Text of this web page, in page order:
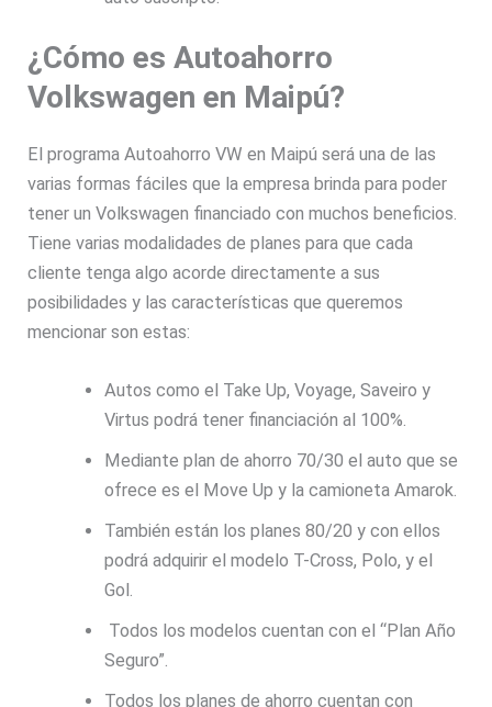
¿Cómo es Autoahorro
Volkswagen en Maipú?
El programa Autoahorro VW en Maipú será una de las
varias formas fáciles que la empresa brinda para poder
tener un Volkswagen financiado con muchos beneficios.
Tiene varias modalidades de planes para que cada
cliente tenga algo acorde directamente a sus
posibilidades y las características que queremos
mencionar son estas:
Autos como el Take Up, Voyage, Saveiro y
Virtus podrá tener financiación al 100%.
Mediante plan de ahorro 70/30 el auto que se
ofrece es el Move Up y la camioneta Amarok.
También están los planes 80/20 y con ellos
podrá adquirir el modelo T-Cross, Polo, y el
Gol.
Todos los modelos cuentan con el “Plan Año
Seguro”.
Todos los planes de ahorro cuentan con